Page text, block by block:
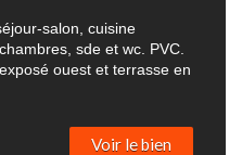
salon, cuisine
sde et wc. PVC.
ouest et terrasse en
Voir le bien